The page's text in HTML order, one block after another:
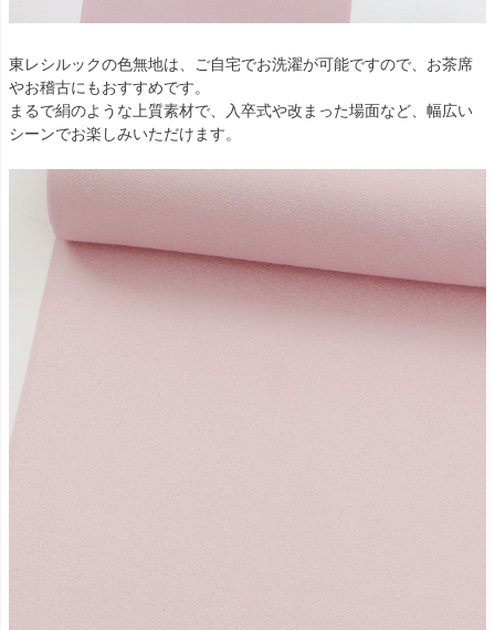
東レシルックの色無地は、ご自宅でお洗濯が可能ですので、お茶席
やお稽古にもおすすめです。
まるで絹のような上質素材で、入卒式や改まった場面など、幅広い
シーンでお楽しみいただけます。